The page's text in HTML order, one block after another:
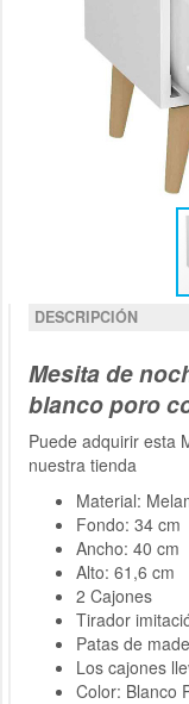
DESCRIPCIÓN
Mesita de
blanco poro
Puede adquirir esta
nuestra tienda
Material:
Fondo: 34 cm
Ancho: 40 cm
Alto: 61,6 cm
2 Cajones
Tirador
Patas de
Los cajones
Color: Blanco